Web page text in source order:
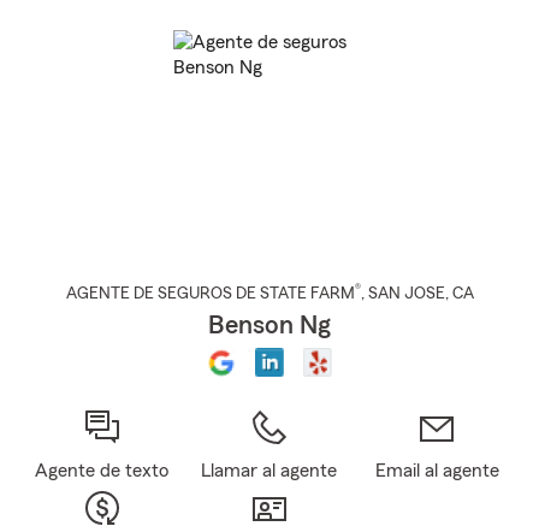
AGENTE DE SEGUROS DE STATE FARM®, SAN JOSE, CA
Benson Ng
Agente de texto Llamar al agente Email al agente